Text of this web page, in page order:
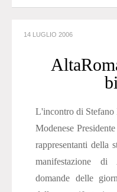
14 LUGLIO 2006
L'incontro di Stefano
Modenese
rappresentanti della
manifestazione
domande delle